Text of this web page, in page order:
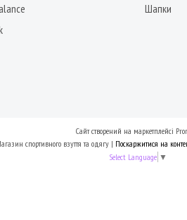
Шапки
Сайт створений на маркетплейсі
Магазин спортивного взуття та одягу | Поскаржитися на
Select Language ▼